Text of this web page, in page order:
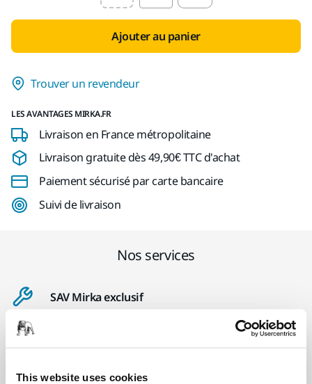
This website uses cookies
Ajouter au panier
Trouver un revendeur
LES AVANTAGES MIRKA.FR
Livraison en France métropolitaine
Livraison gratuite dès 49,90€ TTC d'achat
Paiement sécurisé par carte bancaire
Suivi de livraison
Nos services
SAV Mirka exclusif